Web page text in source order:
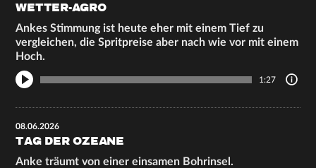
WETTER-AGRO
Ankes Stimmung ist heute eher mit einem Tief zu
vergleichen, die Spritpreise aber nach wie vor mit einem
Hoch.
1:27
08.06.2026
TAG DER OZEANE
Anke träumt von einer einsamen Bohrinsel.